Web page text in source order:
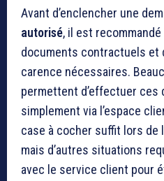
Avant d’enclencher une
autorisé, il est
documents contractuels et
carence nécessaires.
permettent d’effectuer ces
simplement via l’espace
case à cocher suffit lors de
mais d’autres situations
avec le service client pour